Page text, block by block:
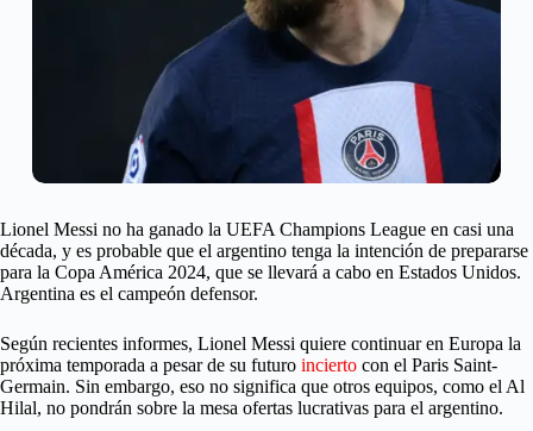
Lionel Messi no ha ganado la UEFA Champions League en casi una
década, y es probable que el argentino tenga la intención de prepararse
para la Copa América 2024, que se llevará a cabo en Estados Unidos.
Argentina es el campeón defensor.
Según recientes informes, Lionel Messi quiere continuar en Europa la
próxima temporada a pesar de su futuro incierto con el Paris Saint-
Germain. Sin embargo, eso no significa que otros equipos, como el Al
Hilal, no pondrán sobre la mesa ofertas lucrativas para el argentino.